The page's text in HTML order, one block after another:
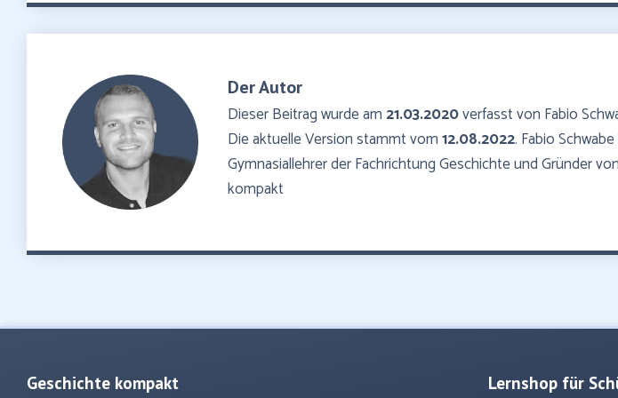
Der Autor
Dieser Beitrag wurde am 21.03.2020verfasst von Fabio
Die aktuelle Version stammt vom12.08.2022. Fabio
Gymnasiallehrer der Fachrichtung Geschichte und Gründer
kompakt
Geschichte kompakt Lernshop für